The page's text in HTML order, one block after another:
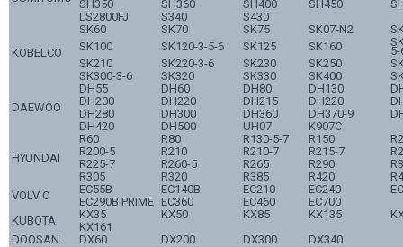
SH350
SH360 SH400 SH450
LS2800FJ
S340 S430
KOBELCO
SK60 SK70 SK75 SK07-N2
SK100
SK120-3-5-6 SK125 SK160
5-
SK210
SK220-3-6 SK230 SK250
SK300-3-6
SK320 SK330 SK400
DAEWOO
DH55 DH60 DH80 DH130
DH200
DH220 DH215 DH220
DH280
DH300 DH360 DH370-9
DH420
DH500 UH07 K907C
HYUNDAI
R60 R80 R130-5-7 R150
R200-5
R210 R210-7 R215-7
R225-7
R260-5 R265 R290
R305
R320 R385 R420
VOLV O
EC55B EC140B EC210 EC240
EC290B PRIME EC360 EC460
EC700
KUBOTA
KX35 KX50 KX85 KX135
KX161
DOOSAN
DX60 DX200 DX300 DX340